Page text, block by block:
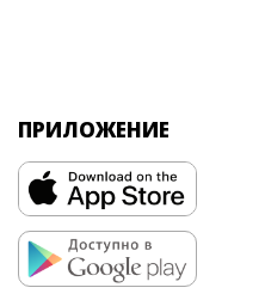
ПРИЛОЖЕНИЕ